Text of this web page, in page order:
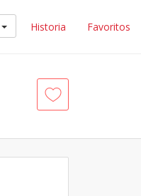
Historia Favoritos